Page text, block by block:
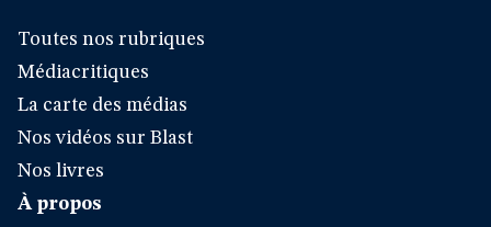
Toutes nos rubriques
Médiacritiques
La carte des médias
Nos vidéos sur Blast
Nos livres
À propos